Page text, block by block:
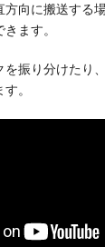
方向に搬送する
ます。
を振り分けたり
。